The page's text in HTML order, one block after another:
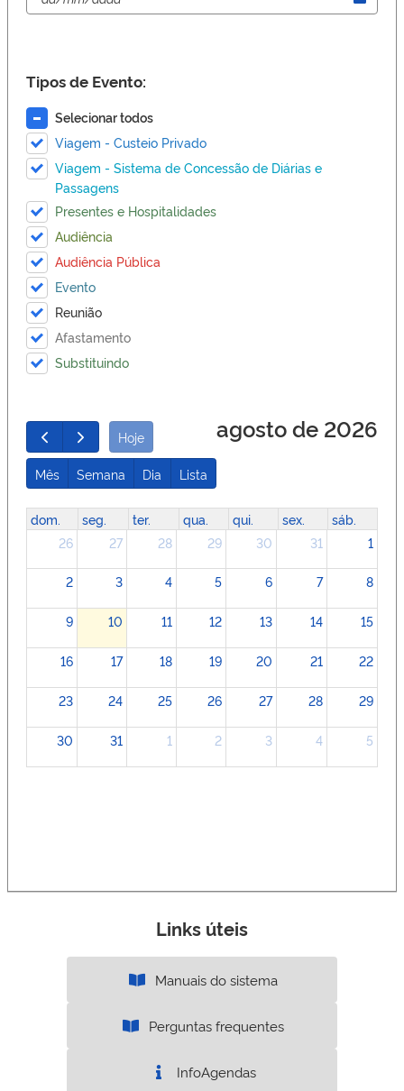
Tipos de Evento:
Selecionar todos
Viagem - Custeio Privado
Viagem - Sistema de Concessão de Diárias e
Passagens
Presentes e Hospitalidades
Audiência
Audiência Pública
Evento
Reunião
Afastamento
Substituindo
Hoje agosto de 2026
Mês Semana Dia Lista
dom. seg. ter. qua. qui. sex.
sáb.
26
27 28 29 30 31 1
2 3 4 5 6 7 8
9 10 11 12 13 14 15
16 17 18 19 20 21 22
23 24 25 26 27 28 29
30 31 1 2 3 4 5
Links úteis
Manuais do sistema
Perguntas frequentes
InfoAgendas